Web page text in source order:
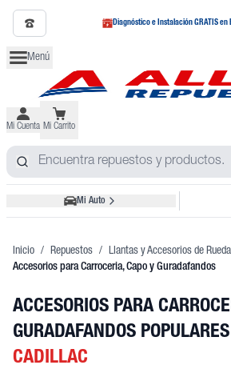
Diagnóstico e Instalación GRATIS en
Menú
Mi Cuenta Mi Carrito
Mi Auto
Inicio / Repuestos / Llantas y Accesorios de Rueda
Accesorios para Carroceria, Capo y Guradafandos
ACCESORIOS PARA
GURADAFANDOS POPULARES
CADILLAC